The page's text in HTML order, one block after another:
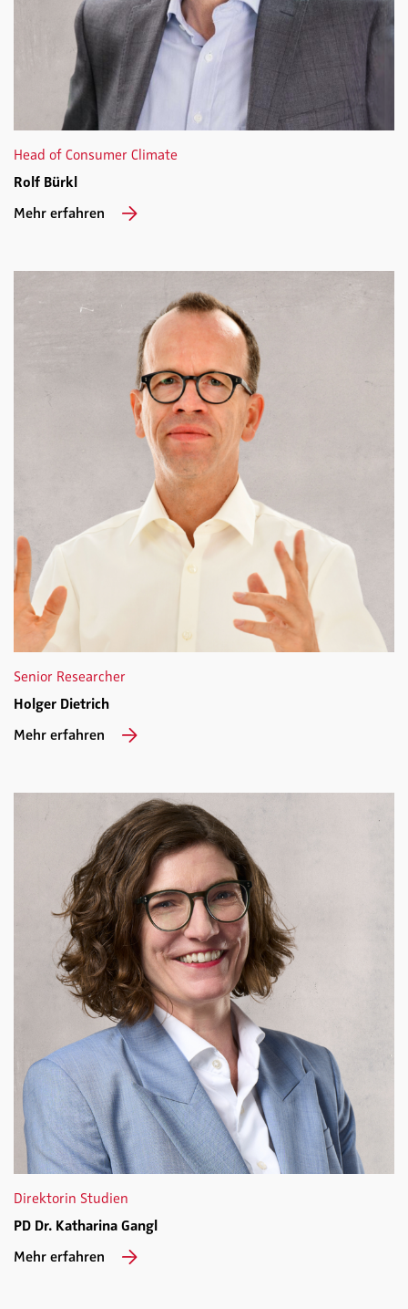
Head of Consumer Climate
Rolf Bürkl
Mehr erfahren
Senior Researcher
Holger Dietrich
Mehr erfahren
Direktorin Studien
PD Dr. Katharina Gangl
Mehr erfahren